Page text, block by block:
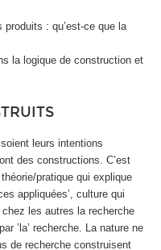
produits : qu’est-ce que la
la logique de construction et
leurs intentions
des constructions. C’est
pratique qui explique
appliquées’, culture qui
les autres la recherche
’la’ recherche. La nature ne
de recherche construisent